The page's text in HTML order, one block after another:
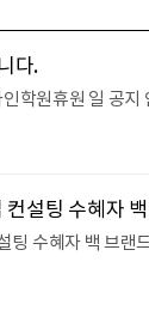
다.
학원휴원 일 공
설팅 수혜자 백
팅 수혜자 백 브랜